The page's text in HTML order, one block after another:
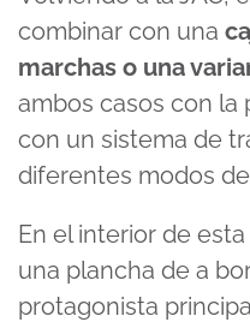
combinar con una
marchas o una
ambos casos con la
con un sistema de
diferentes modos
En el interior de
una plancha de a
protagonista